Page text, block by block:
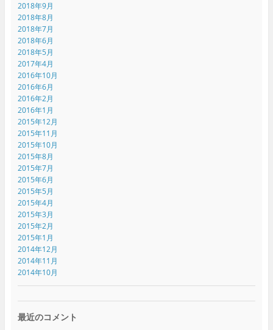
2018年9月
2018年8月
2018年7月
2018年6月
2018年5月
2017年4月
2016年10月
2016年6月
2016年2月
2016年1月
2015年12月
2015年11月
2015年10月
2015年8月
2015年7月
2015年6月
2015年5月
2015年4月
2015年3月
2015年2月
2015年1月
2014年12月
2014年11月
2014年10月
最近のコメント